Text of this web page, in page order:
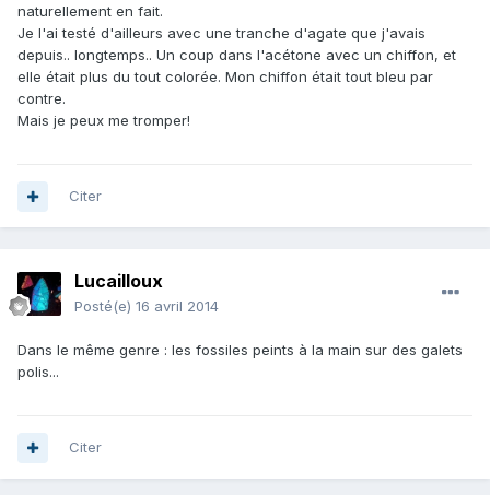
naturellement en fait.
Je l'ai testé d'ailleurs avec une tranche d'agate que j'avais
depuis.. longtemps.. Un coup dans l'acétone avec un chiffon, et
elle était plus du tout colorée. Mon chiffon était tout bleu par
contre.
Mais je peux me tromper!
Citer
Lucailloux
Posté(e) 16 avril 2014
Dans le même genre : les fossiles peints à la main sur des galets
polis...
Citer